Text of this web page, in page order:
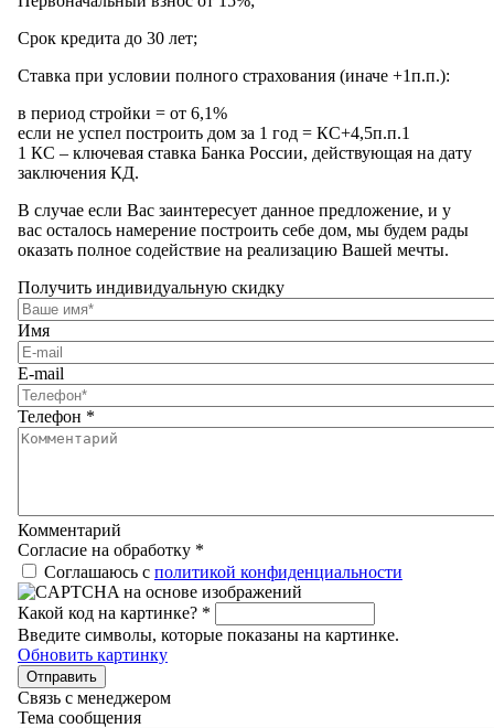
Срок кредита до 30 лет;
Ставка при условии полного страхования (иначе +1п.п.):
в период стройки = от 6,1%
если не успел построить дом за 1 год = КС+4,5п.п.1
1 КС – ключевая ставка Банка России, действующая на дату
заключения КД.
В случае если Вас заинтересует данное предложение, и у
вас осталось намерение построить себе дом, мы будем рады
оказать полное содействие на реализацию Вашей мечты.
Получить индивидуальную скидку
Имя
E-mail
Телефон *
Комментарий
Согласие на обработку *
Соглашаюсь с политикой конфиденциальности
Какой код на картинке? *
Введите символы, которые показаны на картинке.
Обновить картинку
Отправить
Связь с менеджером
Тема сообщения